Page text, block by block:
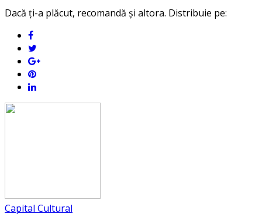
Dacă ți-a plăcut, recomandă și altora. Distribuie pe:
Capital Cultural